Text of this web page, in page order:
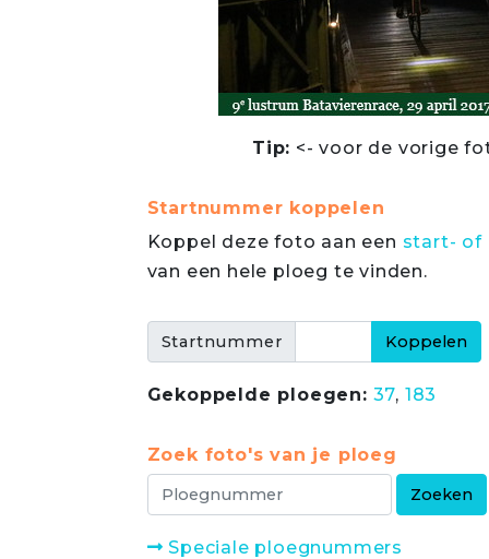
Tip: <- voor de vorige
Startnummer koppelen
Koppel deze foto aan een start- of
van een hele ploeg te vinden.
Startnummer
Gekoppelde ploegen: 37, 183
Zoek foto's van je ploeg
Speciale ploegnummers